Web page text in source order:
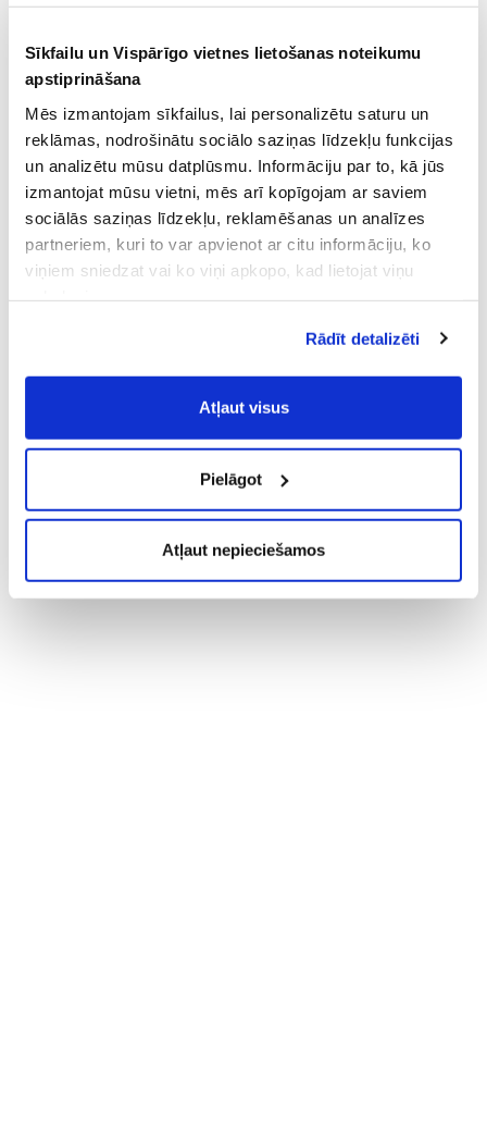
Sīkfailu un Vispārīgo vietnes lietošanas noteikumu
apstiprināšana
Mēs izmantojam sīkfailus, lai personalizētu saturu un
reklāmas, nodrošinātu sociālo saziņas līdzekļu funkcijas
un analizētu mūsu datplūsmu. Informāciju par to, kā jūs
izmantojat mūsu vietni, mēs arī kopīgojam ar saviem
sociālās saziņas līdzekļu, reklamēšanas un analīzes
partneriem, kuri to var apvienot ar citu informāciju, ko
viņiem sniedzat vai ko viņi apkopo, kad lietojat viņu
Vispārīgiem vietnes lietošanas
noteikumiem(saīsināti - VVLN).
Rādīt detalizēti
Atļaut visus
Pielāgot
Atļaut nepieciešamos